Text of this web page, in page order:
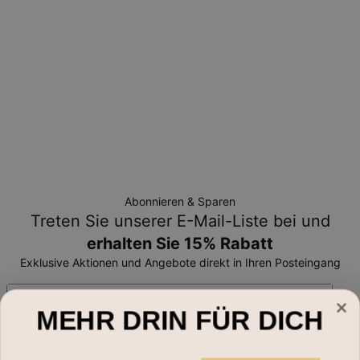
Abonnieren & Sparen
Treten Sie unserer E-Mail-Liste bei und
erhalten Sie 15% Rabatt
Exklusive Aktionen und Angebote direkt in Ihren Posteingang
MEHR DRIN FÜR DICH